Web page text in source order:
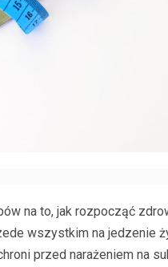
na to, jak rozpocząć
wszystkim na jedzenie
przed narażeniem na